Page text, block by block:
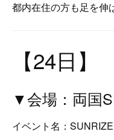
都内在住の方も足を伸
【24日】
▼会場：両国
イベント名：